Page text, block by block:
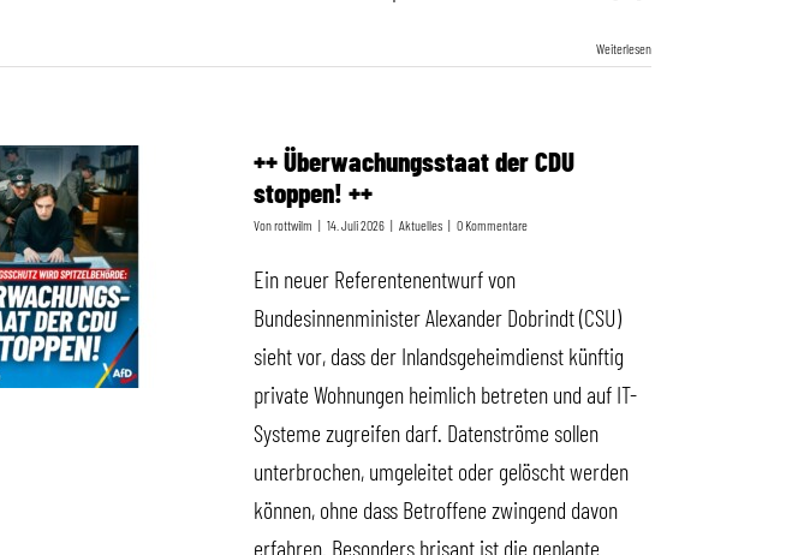
Weiterlesen
++ Überwachungsstaat der CDU
stoppen! ++
Vonrottwilm | 14. Juli 2026 | Aktuelles | 0 Kommentare
Ein neuer Referentenentwurf von
Bundesinnenminister Alexander Dobrindt (CSU)
sieht vor, dass der Inlandsgeheimdienst künftig
private Wohnungen heimlich betreten und auf IT-
Systeme zugreifen darf. Datenströme sollen
unterbrochen, umgeleitet oder gelöscht werden
können, ohne dass Betroffene zwingend davon
erfahren. Besonders brisant ist die geplante